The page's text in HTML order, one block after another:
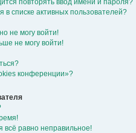
в списке активных пользователей?
не могу войти!
не могу войти!
конференции»?
всё равно неправильное!